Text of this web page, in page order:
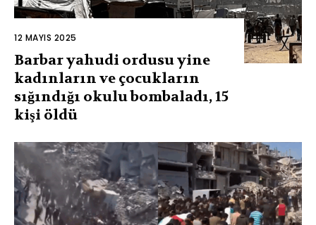
12 MAYIS 2025
Barbar yahudi ordusu yine
kadınların ve çocukların
sığındığı okulu bombaladı, 15
kişi öldü